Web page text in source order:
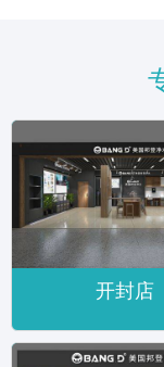
开封店